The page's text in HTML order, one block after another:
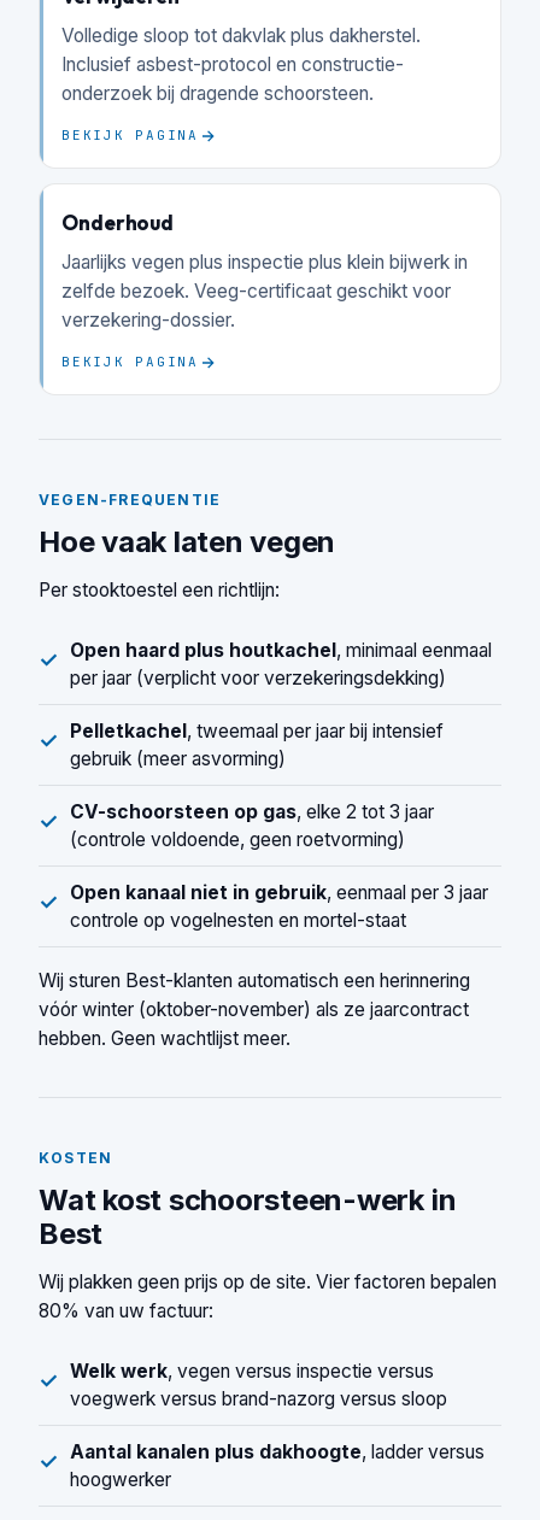
Volledige sloop tot dakvlak plus dakherstel.
Inclusief asbest-protocol en constructie-
onderzoek bij dragende schoorsteen.
BEKIJK PAGINA
Onderhoud
Jaarlijks vegen plus inspectie plus klein bijwerk in
zelfde bezoek. Veeg-certificaat geschikt voor
verzekering-dossier.
BEKIJK PAGINA
VEGEN-FREQUENTIE
Hoe vaak laten vegen
Per stooktoestel een richtlijn:
✓ Open haard plus houtkachel, minimaal eenmaal
per jaar (verplicht voor verzekeringsdekking)
✓ Pelletkachel, tweemaal per jaar bij intensief
gebruik (meer asvorming)
✓ CV-schoorsteen op gas, elke 2 tot 3 jaar
(controle voldoende, geen roetvorming)
✓ Open kanaal niet in gebruik, eenmaal per 3 jaar
controle op vogelnesten en mortel-staat
Wij sturen Best-klanten automatisch een herinnering
vóór winter (oktober-november) als ze jaarcontract
hebben. Geen wachtlijst meer.
KOSTEN
Wat kost schoorsteen-werk in
Best
Wij plakken geen prijs op de site. Vier factoren bepalen
80% van uw factuur:
✓ Welk werk, vegen versus inspectie versus
voegwerk versus brand-nazorg versus sloop
✓ Aantal kanalen plus dakhoogte, ladder versus
hoogwerker